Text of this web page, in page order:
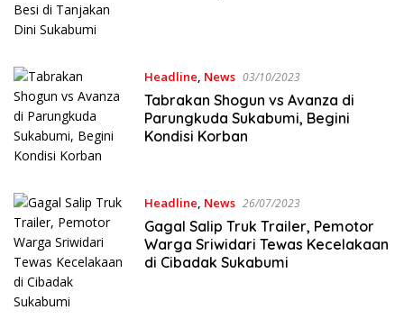
Headline, News 03/10/2023
Tabrakan Shogun vs Avanza di
Parungkuda Sukabumi, Begini
Kondisi Korban
Headline, News 26/07/2023
Gagal Salip Truk Trailer, Pemotor
Warga Sriwidari Tewas Kecelakaan
di Cibadak Sukabumi